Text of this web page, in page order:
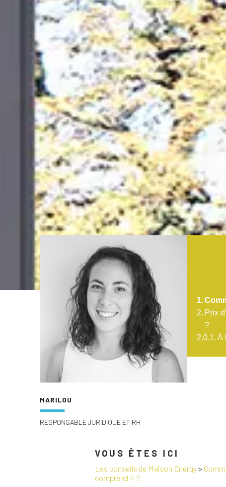
MARILOU
RESPONSABLE JURIDIQUE ET RH
Prix
?
À
VOUS ÊTES ICI
Les conseils de Maison Energy>
comprend-il ?